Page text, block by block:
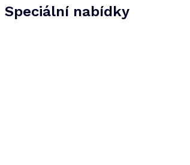
Speciální nabídky